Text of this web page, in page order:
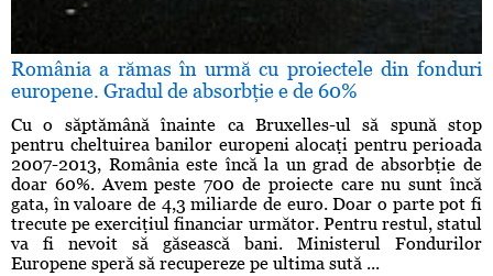
România a rămas în urmă cu proiectele din fonduri
europene. Gradul de absorbţie e de 60%
Cu o săptămână înainte ca Bruxelles-ul să spună stop
pentru cheltuirea banilor europeni alocaţi pentru perioada
2007-2013, România este încă la un grad de absorbţie de
doar 60%. Avem peste 700 de proiecte care nu sunt încă
gata, în valoare de 4,3 miliarde de euro. Doar o parte pot fi
trecute pe exerciţiul financiar următor. Pentru restul, statul
va fi nevoit să găsească bani. Ministerul Fondurilor
Europene speră să recupereze pe ultima sută ...